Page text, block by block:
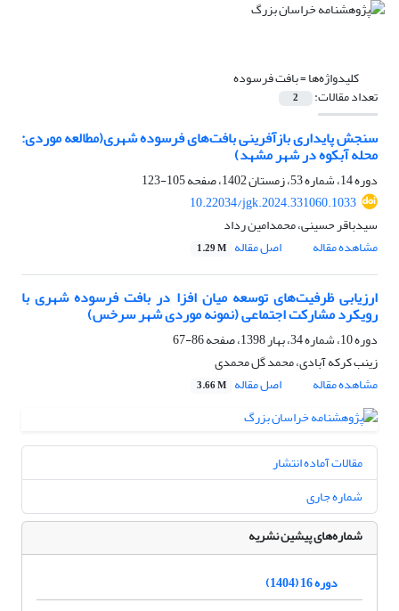
کلیدواژه‌ها =بافت فرسوده
تعداد مقالات: 2
سنجش پایداری بازآفرینی بافت‌های فرسوده شهری(مطالعه موردی:
محله آبکوه در شهر مشهد)
دوره 14، شماره 53، زمستان 1402، صفحه
105-123
10.22034/jgk.2024.331060.1033
سیدباقر حسینی، محمدامین رداد
مشاهده مقاله
اصل مقاله 1.29 M
ارزیابی ظرفیت‌های توسعه میان افزا در بافت فرسوده شهری با
رویکرد مشارکت اجتماعی (نمونه موردی شهر سرخس)
دوره 10، شماره 34، بهار 1398، صفحه
86-67
زینب کرکه آبادی، محمد گل محمدی
مشاهده مقاله
اصل مقاله 3.66 M
مقالات آماده انتشار
شماره جاری
شماره‌های پیشین نشریه
دوره 16 (1404)